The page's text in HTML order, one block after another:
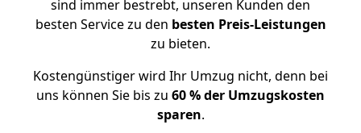
sind immer bestrebt, unseren Kunden den
besten Service zu den besten Preis-Leistungen
zu bieten.
Kostengünstiger wird Ihr Umzug nicht, denn bei
uns können Sie bis zu 60 % der Umzugskosten
sparen.